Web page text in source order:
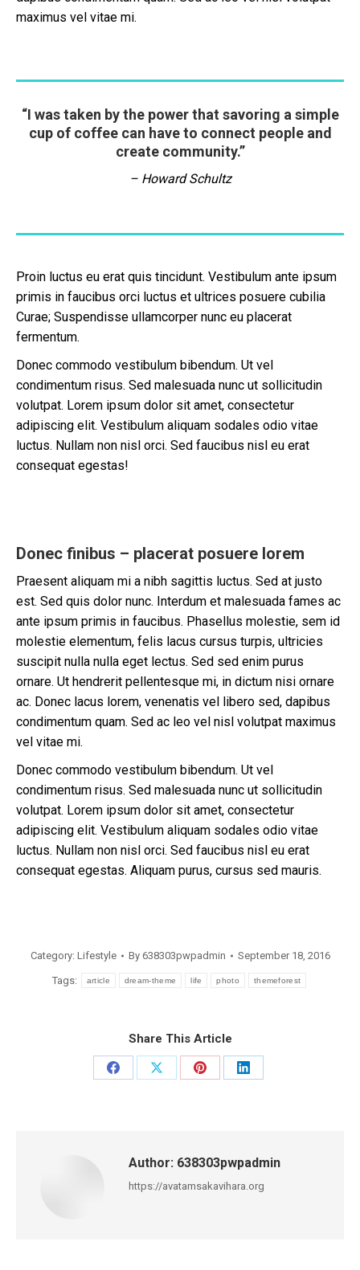
maximus vel vitae mi.
“I was taken by the power that savoring a simple
cup of coffee can have to connect people and
create community.”
– Howard Schultz
Proin luctus eu erat quis tincidunt. Vestibulum ante ipsum
primis in faucibus orci luctus et ultrices posuere cubilia
Curae; Suspendisse ullamcorper nunc eu placerat
fermentum.
Donec commodo vestibulum bibendum. Ut vel
condimentum risus. Sed malesuada nunc ut sollicitudin
volutpat. Lorem ipsum dolor sit amet, consectetur
adipiscing elit. Vestibulum aliquam sodales odio vitae
luctus. Nullam non nisl orci. Sed faucibus nisl eu erat
consequat egestas!
Donec finibus – placerat posuere lorem
Praesent aliquam mi a nibh sagittis luctus. Sed at justo
est. Sed quis dolor nunc. Interdum et malesuada fames ac
ante ipsum primis in faucibus. Phasellus molestie, sem id
molestie elementum, felis lacus cursus turpis, ultricies
suscipit nulla nulla eget lectus. Sed sed enim purus
ornare. Ut hendrerit pellentesque mi, in dictum nisi ornare
ac. Donec lacus lorem, venenatis vel libero sed, dapibus
condimentum quam. Sed ac leo vel nisl volutpat maximus
vel vitae mi.
Donec commodo vestibulum bibendum. Ut vel
condimentum risus. Sed malesuada nunc ut sollicitudin
volutpat. Lorem ipsum dolor sit amet, consectetur
adipiscing elit. Vestibulum aliquam sodales odio vitae
luctus. Nullam non nisl orci. Sed faucibus nisl eu erat
consequat egestas. Aliquam purus, cursus sed mauris.
Category: Lifestyle By 638303pwpadmin September 18, 2016
Tags: article dream-theme life photo themeforest
Share This Article
Share
Share
Share
Share
Author: 638303pwpadmin
https://avatamsakavihara.org